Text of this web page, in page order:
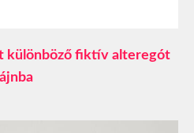
különböző fiktív alteregót